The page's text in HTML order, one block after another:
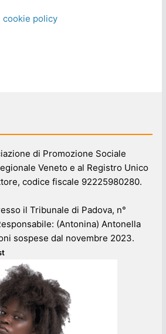
cookie policy
di Promozione Sociale
Veneto e al Registro Unico
codice fiscale 92225980280.
il Tribunale di Padova, n°
(Antonina) Antonella
sospese dal novembre 2023.